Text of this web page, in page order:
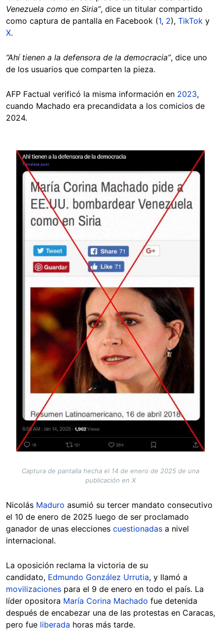
Venezuela como en Siria”, dice un titular compartido
como captura de pantalla en Facebook (1, 2), TikTok y
X.
“Ahí tienen a la defensora de la democracia”, dice uno
de los usuarios que comparten la pieza.
AFP Factual verificó la misma información en 2023,
cuando Machado era precandidata a los comicios de
2024.
Image
Captura de pantalla hecha el 14 de enero de 2025 de una
publicación en X
Nicolás Maduro asumió su tercer mandato consecutivo
el 10 de enero de 2025 luego de ser proclamado
ganador de unas elecciones cuestionadas a nivel
internacional.
La oposición reclama la victoria de su
candidato, Edmundo González Urrutia, y llamó a
movilizaciones para el 9 de enero en todo el país. La
líder opositora María Corina Machado fue detenida
después de encabezar una de las protestas en Caracas,
pero fue liberada horas más tarde.